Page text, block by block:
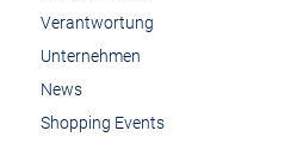
Verantwortung
Unternehmen
News
Shopping Events